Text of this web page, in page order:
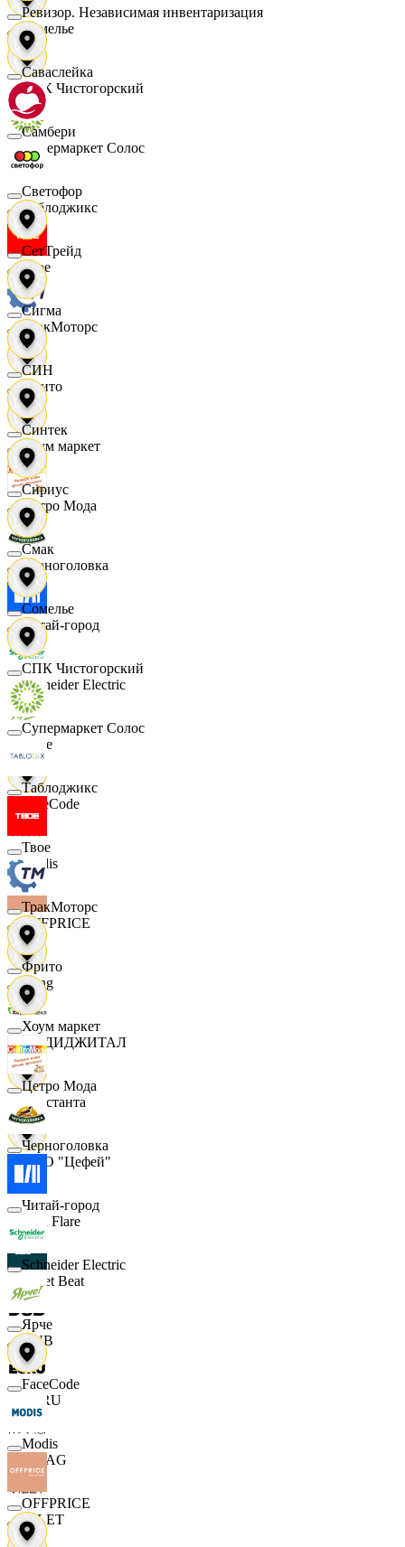
Сомелье
СПК Чистогорский
Супермаркет Солос
Таблоджикс
Твое
ТракМоторс
Фрито
Хоум маркет
Цетро Мода
Черноголовка
Читай-город
Schneider Electric
Ярче
FaceCode
Modis
OFFPRICE
string
X5 ДИДЖИТАЛ
Константа
ООО "Цефей"
Finn Flare
Street Beat
DUB
ECRU
MAAG
VILET
Ревизор. Независимая инвентаризация
Саваслейка
Самбери
Светофор
СетТрейд
Сигма
СИН
Синтек
Сириус
Смак
Сомелье
СПК Чистогорский
Супермаркет Солос
Таблоджикс
Твое
ТракМоторс
Фрито
Хоум маркет
Цетро Мода
Черноголовка
Читай-город
Schneider Electric
Ярче
FaceCode
Modis
OFFPRICE